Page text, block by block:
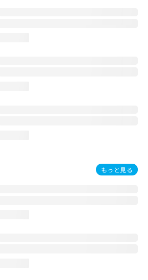
もっと見る